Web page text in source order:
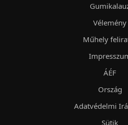
Vélemény
Műhely
ÁÉF
Ország
Adatvédelmi
Sütik